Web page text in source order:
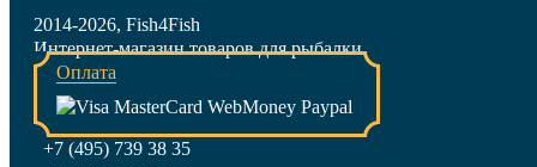
2014-2026, Fish4Fish
Интернет-магазин товаров для рыбалки
Оплата
+7 (495) 739 38 35